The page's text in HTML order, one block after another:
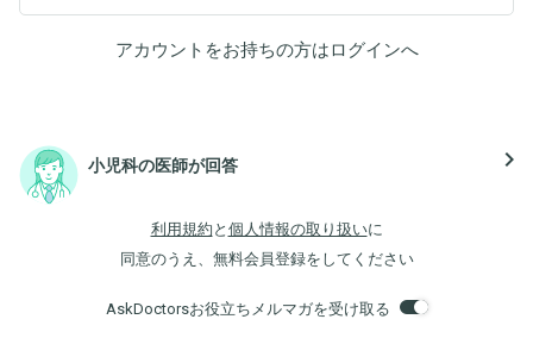
アカウントをお持ちの方はログインへ
小児科の医師が回答 navigate_next
利用規約 と 個人情報の取り扱いに
同意のうえ、無料会員登録をしてください
AskDoctorsお役立ちメルマガを受け取る